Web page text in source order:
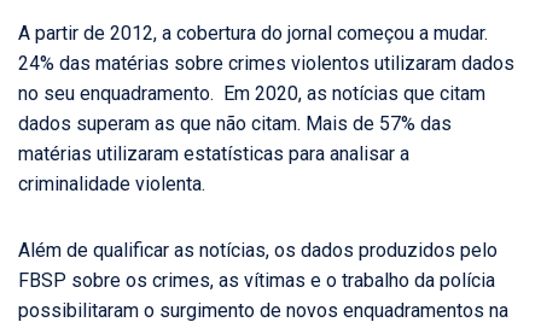
A partir de 2012, a cobertura do jornal começou a mudar.
24% das matérias sobre crimes violentos utilizaram dados
no seu enquadramento. Em 2020, as notícias que citam
dados superam as que não citam. Mais de 57% das
matérias utilizaram estatísticas para analisar a
criminalidade violenta.
Além de qualificar as notícias, os dados produzidos pelo
FBSP sobre os crimes, as vítimas e o trabalho da polícia
possibilitaram o surgimento de novos enquadramentos na